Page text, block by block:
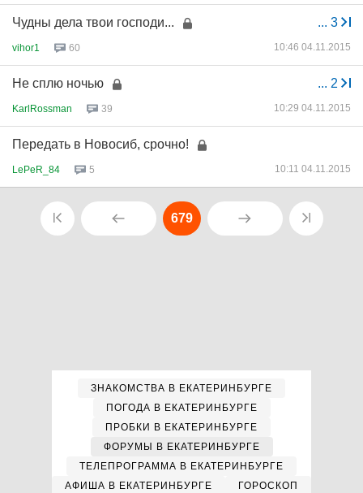
... 3
Чудны дела твои господи...
vihor1 60 10:46 04.11.2015
... 2
Не сплю ночью
KarlRossman 39 10:29 04.11.2015
Передать в Новосиб, срочно!
LePeR_84 5 10:11 04.11.2015
679
ЗНАКОМСТВА В ЕКАТЕРИНБУРГЕ
ПОГОДА В ЕКАТЕРИНБУРГЕ
ПРОБКИ В ЕКАТЕРИНБУРГЕ
ФОРУМЫ В ЕКАТЕРИНБУРГЕ
ТЕЛЕПРОГРАММА В ЕКАТЕРИНБУРГЕ
АФИША В ЕКАТЕРИНБУРГЕ
ГОРОСКОП